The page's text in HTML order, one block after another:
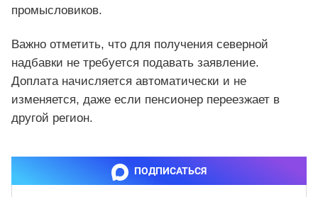
промысловиков.
Важно отметить, что для получения северной
надбавки не требуется подавать заявление.
Доплата начисляется автоматически и не
изменяется, даже если пенсионер переезжает в
другой регион.
ПОДПИСАТЬСЯ